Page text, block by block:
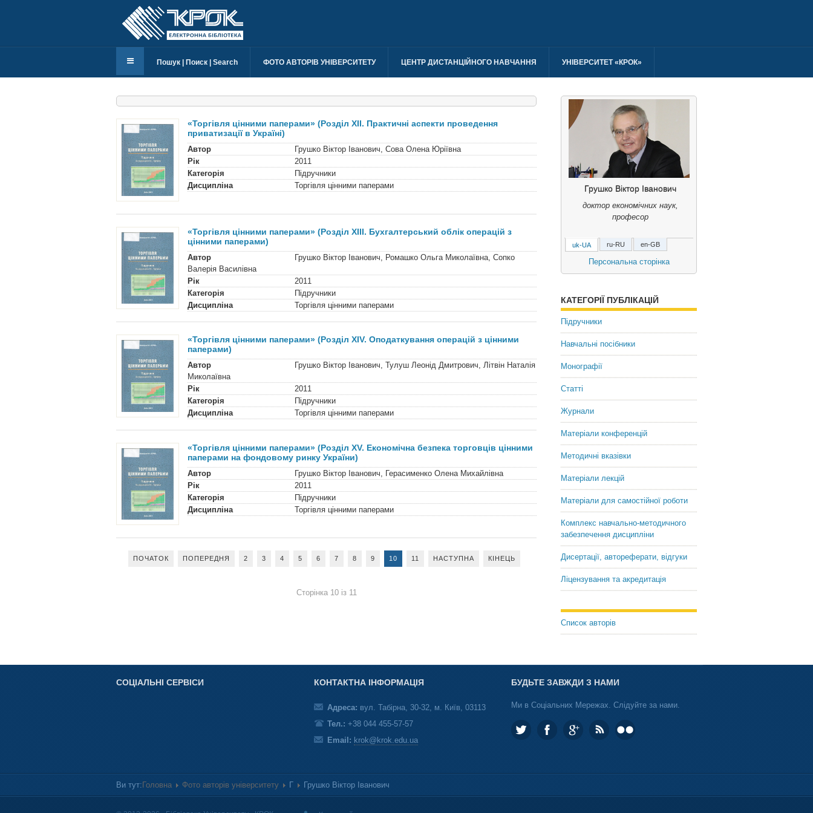
Пошук | Поиск | Search ФОТО АВТОРІВ УНІВЕРСИТЕТУ ЦЕНТР ДИСТАНЦІЙНОГО НАВЧАННЯ УНІВЕРСИТЕТ «КРОК»
«Торгівля цінними паперами» (Розділ XІІ. Практичні аспекти проведення
приватизації в Україні)
Автор
Грушко Віктор Іванович, Сова Олена Юріївна
Рік
2011
Категорія
Підручники
Дисципліна
Торгівля цінними паперами
«Торгівля цінними паперами» (Розділ XІІІ. Бухгалтерський облік операцій з
цінними паперами)
Автор
Грушко Віктор Іванович, Ромашко Ольга Миколаївна, Сопко
Валерія Василівна
Рік
2011
Категорія
Підручники
Дисципліна
Торгівля цінними паперами
«Торгівля цінними паперами» (Розділ XІV. Оподаткування операцій з цінними
паперами)
Автор
Грушко Віктор Іванович, Тулуш Леонід Дмитрович, Літвін Наталія
Миколаївна
Рік
2011
Категорія
Підручники
Дисципліна
Торгівля цінними паперами
«Торгівля цінними паперами» (Розділ XV. Економічна безпека торговців цінними
паперами на фондовому ринку України)
Автор
Грушко Віктор Іванович, Герасименко Олена Михайлівна
Рік
2011
Категорія
Підручники
Дисципліна
Торгівля цінними паперами
ПОЧАТОК ПОПЕРЕДНЯ 2 3 4 5 6 7 8 9 10 11 НАСТУПНА КІНЕЦЬ
Сторінка 10 із 11
Грушко Віктор Іванович
доктор економічних наук,
професор
Виктор Иванович Грушко
доктор экономических наук,
профессор
Victor I. Grushko
PhD, Full Doctor (Economics)
uk-UA ru-RU en-GB
Персональна сторінка
КАТЕГОРІЇ ПУБЛІКАЦІЙ
Підручники
Навчальні посібники
Монографії
Статті
Журнали
Матеріали конференцій
Методичні вказівки
Матеріали лекцій
Матеріали для самостійної роботи
Комплекс навчально-методичного
забезпечення дисципліни
Дисертації, автореферати, відгуки
Ліцензування та акредитація
Список авторів
СОЦІАЛЬНІ СЕРВІСИ КОНТАКТНА ІНФОРМАЦІЯ
Адреса: вул. Табірна, 30-32, м. Київ, 03113
Тел.: +38 044 455-57-57
Email: krok@krok.edu.ua
БУДЬТЕ ЗАВЖДИ З НАМИ
Ми в Соціальних Мережах. Слідуйте за нами.
Ви тут: Головна Фото авторів університету Г Грушко Віктор Іванович